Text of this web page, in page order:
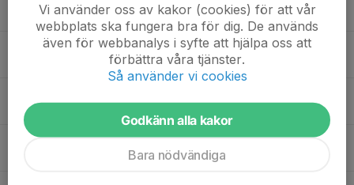
Ons
Vi använder oss av kakor (cookies) för att vår
webbplats ska fungera bra för dig. De används
även för webbanalys i syfte att hjälpa oss att
förbättra våra tjänster.
Så använder vi cookies
Godkänn alla kakor
Bara nödvändiga